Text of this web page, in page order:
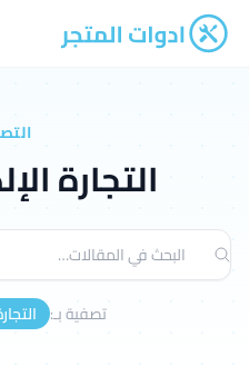
ادوات المتجر
التجارة
تصفية بـ: